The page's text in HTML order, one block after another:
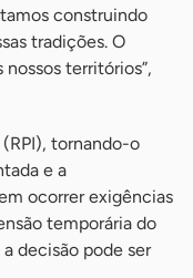
construindo
tradições. O
territórios”,
tornando-o
e a
ocorrer exigências
temporária do
decisão pode ser